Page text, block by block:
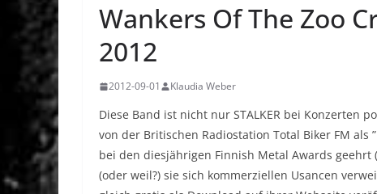
Wankers Of The Zoo
2012
2012-09-01 Klaudia Weber
Diese Band ist nicht nur STALKER bei Konzerten
von der Britischen Radiostation Total Biker FM als
bei den diesjährigen Finnish Metal Awards
(oder weil?) sie sich kommerziellen Usancen